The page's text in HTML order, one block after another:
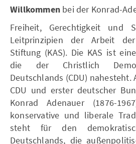
Willkommen bei der Konrad-
Freiheit, Gerechtigkeit und
Leitprinzipien der Arbeit der
Stiftung (KAS). Die KAS ist
die der Christlich
Deutschlands (CDU)
CDU und erster deutscher
Konrad Adenauer (1876-
konservative und liberale
steht für den
Deutschlands, die